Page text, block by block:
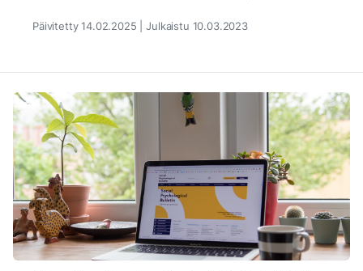
Päivitetty 14.02.2025 | Julkaistu 10.03.2023